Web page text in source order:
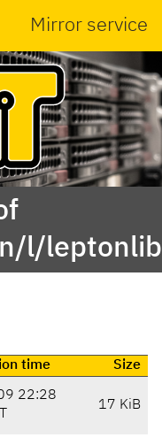
Mirror service
l/
time
Size
22:28
17 KiB